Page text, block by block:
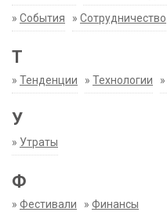
» События » Сотрудничество
Т
» Тенденции » Технологии »
У
» Утраты
Ф
» Фестивали » Финансы